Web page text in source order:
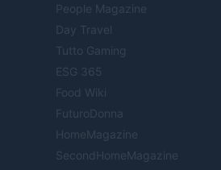
People Magazine
Day Travel
Tutto Gaming
ESG 365
Food Wiki
FuturoDonna
HomeMagazine
SecondHomeMagazine